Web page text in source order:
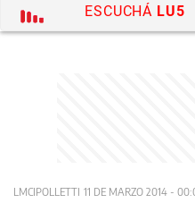
ESCUCHÁ LU5
LMCIPOLLETTI 11 DE MARZO 2014 -